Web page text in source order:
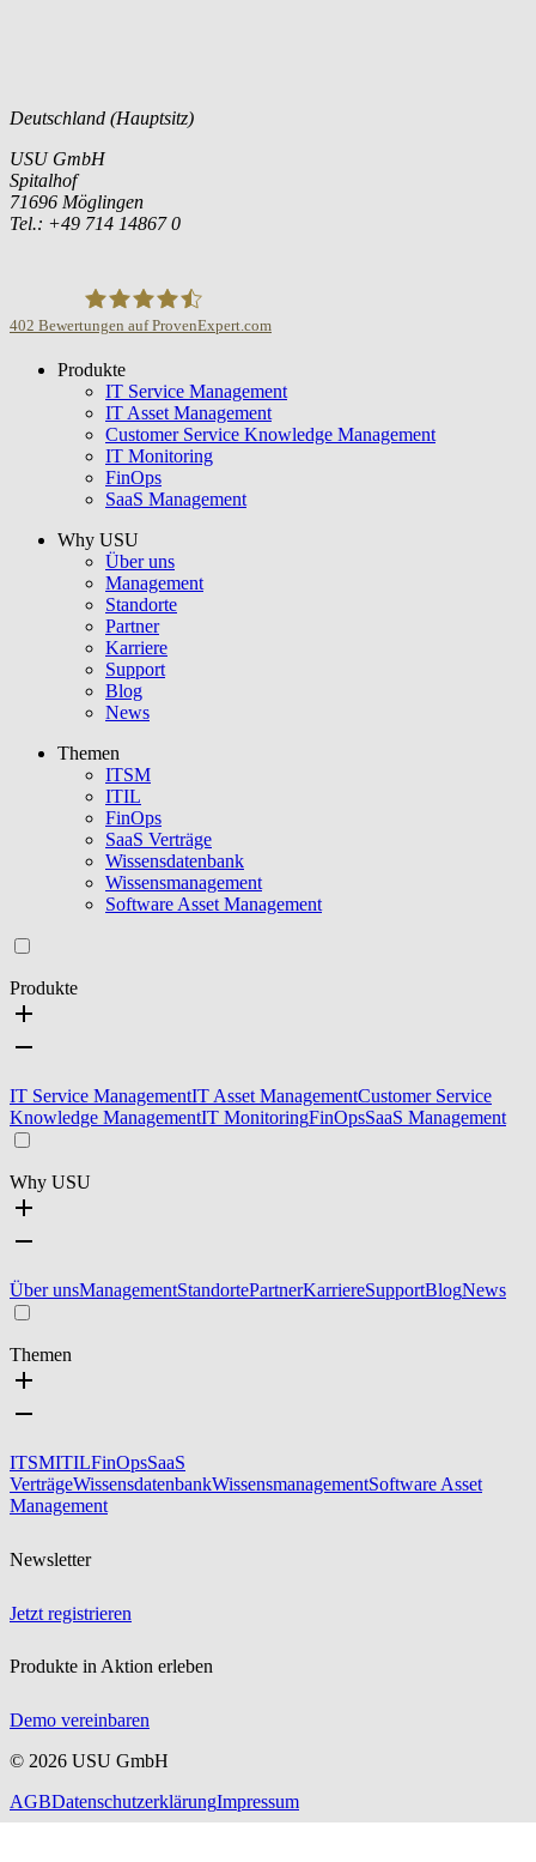
Deutschland (Hauptsitz)
USU GmbH
Spitalhof
71696 Möglingen
Tel.: +49 714 14867 0
USU GmbH
402 Bewertungen auf ProvenExpert.com
Produkte
IT Service Management
IT Asset Management
Customer Service Knowledge Management
IT Monitoring
FinOps
SaaS Management
Why USU
Über uns
Management
Standorte
Partner
Karriere
Support
Blog
News
Themen
ITSM
ITIL
FinOps
SaaS Verträge
Wissensdatenbank
Wissensmanagement
Software Asset Management
Produkte
IT Service ManagementIT Asset ManagementCustomer Service
Knowledge ManagementIT MonitoringFinOpsSaaS Management
Why USU
Über unsManagementStandortePartnerKarriereSupportBlogNews
Themen
ITSMITILFinOpsSaaS
VerträgeWissensdatenbankWissensmanagementSoftware Asset
Management
Newsletter
Jetzt registrieren
Produkte in Aktion erleben
Demo vereinbaren
© 2026 USU GmbH
AGBDatenschutzerklärungImpressum